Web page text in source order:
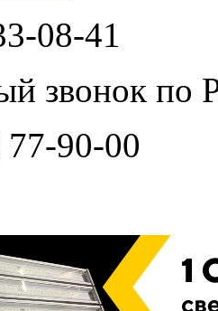
08-41
звонок по
90-00